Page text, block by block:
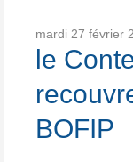
mardi 27 février
le
BOFIP